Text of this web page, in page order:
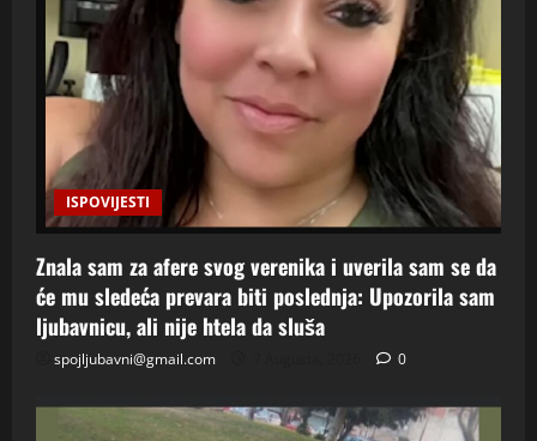
ISPOVIJESTI
Znala sam za afere svog verenika i uverila sam se da
će mu sledeća prevara biti poslednja: Upozorila sam
ljubavnicu, ali nije htela da sluša
spojljubavni@gmail.com 0